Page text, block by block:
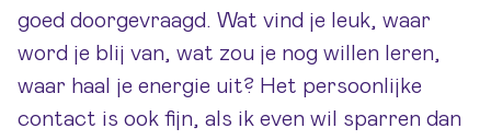
goed doorgevraagd. Wat vind je leuk, waar
word je blij van, wat zou je nog willen leren,
waar haal je energie uit? Het persoonlijke
contact is ook fijn, als ik even wil sparren dan